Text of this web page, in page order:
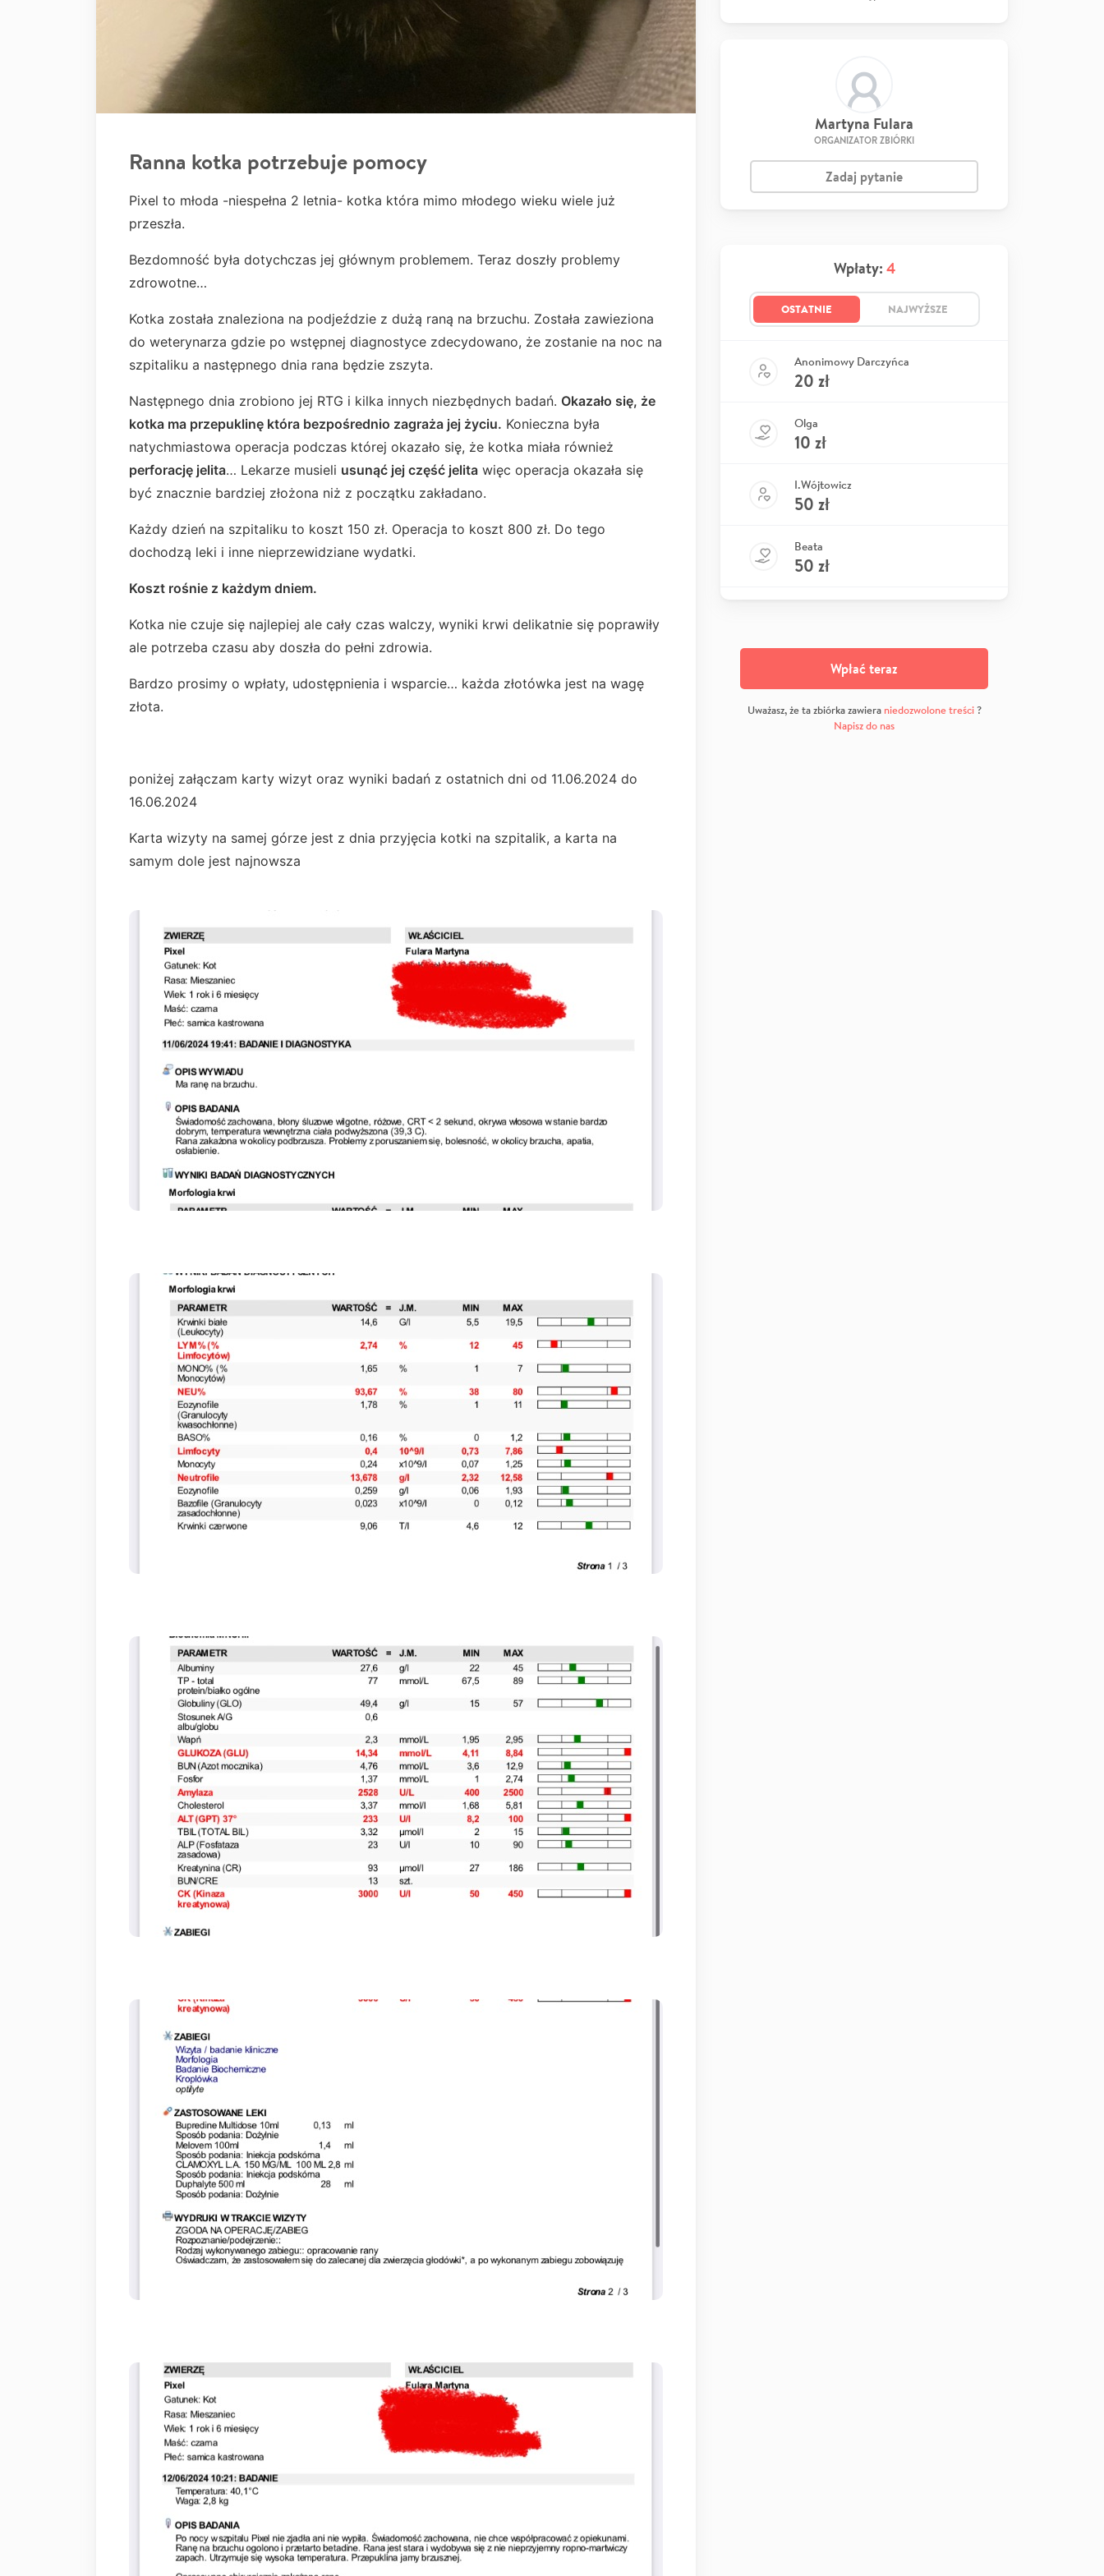
Ranna kotka potrzebuje pomocy
Pixel to młoda -niespełna 2 letnia- kotka która mimo młodego wieku wiele już
przeszła.
Bezdomność była dotychczas jej głównym problemem. Teraz doszły problemy
zdrowotne…
Kotka została znaleziona na podjeździe z dużą raną na brzuchu. Została zawieziona
do weterynarza gdzie po wstępnej diagnostyce zdecydowano, że zostanie na noc na
szpitaliku a następnego dnia rana będzie zszyta.
Następnego dnia zrobiono jej RTG i kilka innych niezbędnych badań. Okazało się, że
kotka ma przepuklinę która bezpośrednio zagraża jej życiu. Konieczna była
natychmiastowa operacja podczas której okazało się, że kotka miała również
perforację jelita… Lekarze musieli usunąć jej część jelita więc operacja okazała się
być znacznie bardziej złożona niż z początku zakładano.
Każdy dzień na szpitaliku to koszt 150 zł. Operacja to koszt 800 zł. Do tego
dochodzą leki i inne nieprzewidziane wydatki.
Koszt rośnie z każdym dniem.
Kotka nie czuje się najlepiej ale cały czas walczy, wyniki krwi delikatnie się poprawiły
ale potrzeba czasu aby doszła do pełni zdrowia.
Bardzo prosimy o wpłaty, udostępnienia i wsparcie… każda złotówka jest na wagę
złota.
poniżej załączam karty wizyt oraz wyniki badań z ostatnich dni od 11.06.2024 do
16.06.2024
Karta wizyty na samej górze jest z dnia przyjęcia kotki na szpitalik, a karta na
samym dole jest najnowsza
Martyna Fulara
ORGANIZATOR ZBIÓRKI
Zadaj pytanie
Wpłaty: 4
OSTATNIE NAJWYŻSZE
Anonimowy Darczyńca
20 zł
Olga
10 zł
I.Wójtowicz
50 zł
Beata
50 zł
Wpłać teraz
Uważasz, że ta zbiórka zawiera niedozwolone treści?
Napisz do nas